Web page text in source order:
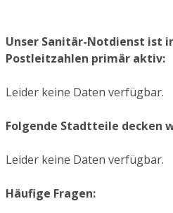
Unser Sanitär-Notdienst ist
Postleitzahlen primär aktiv:
Leider keine Daten verfügbar.
Folgende Stadtteile decken
Leider keine Daten verfügbar.
Häufige Fragen: